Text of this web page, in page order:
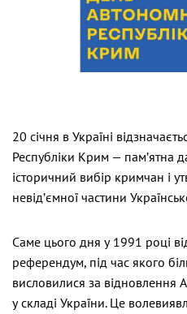
20 січня в Україні
Республіки Крим — пам’ятна
історичний вибір кримчан і
невід’ємної частини
Саме цього дня у 1991 році
референдум, під час якого
висловилися за відновлення
у складі України. Це